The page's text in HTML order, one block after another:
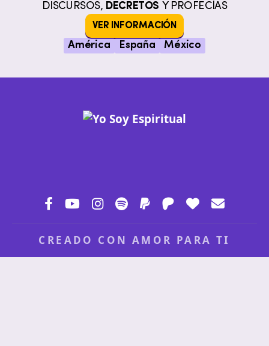
DISCURSOS, DECRETOS Y PROFECÍAS
VER INFORMACIÓN
América España México
CREADO CON AMOR PARA TI